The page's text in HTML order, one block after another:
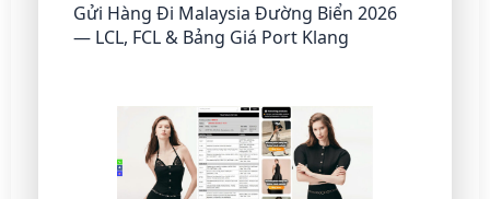
Gửi Hàng Đi Malaysia Đường Biển 2026
— LCL, FCL & Bảng Giá Port Klang